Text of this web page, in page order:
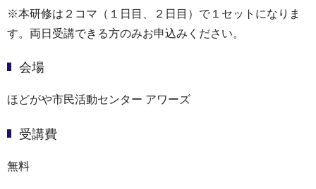
※本研修は２コマ（１日目、２日目）で１セットになりま
す。両日受講できる方のみお申込みください。
会場
ほどがや市民活動センター アワーズ
受講費
無料